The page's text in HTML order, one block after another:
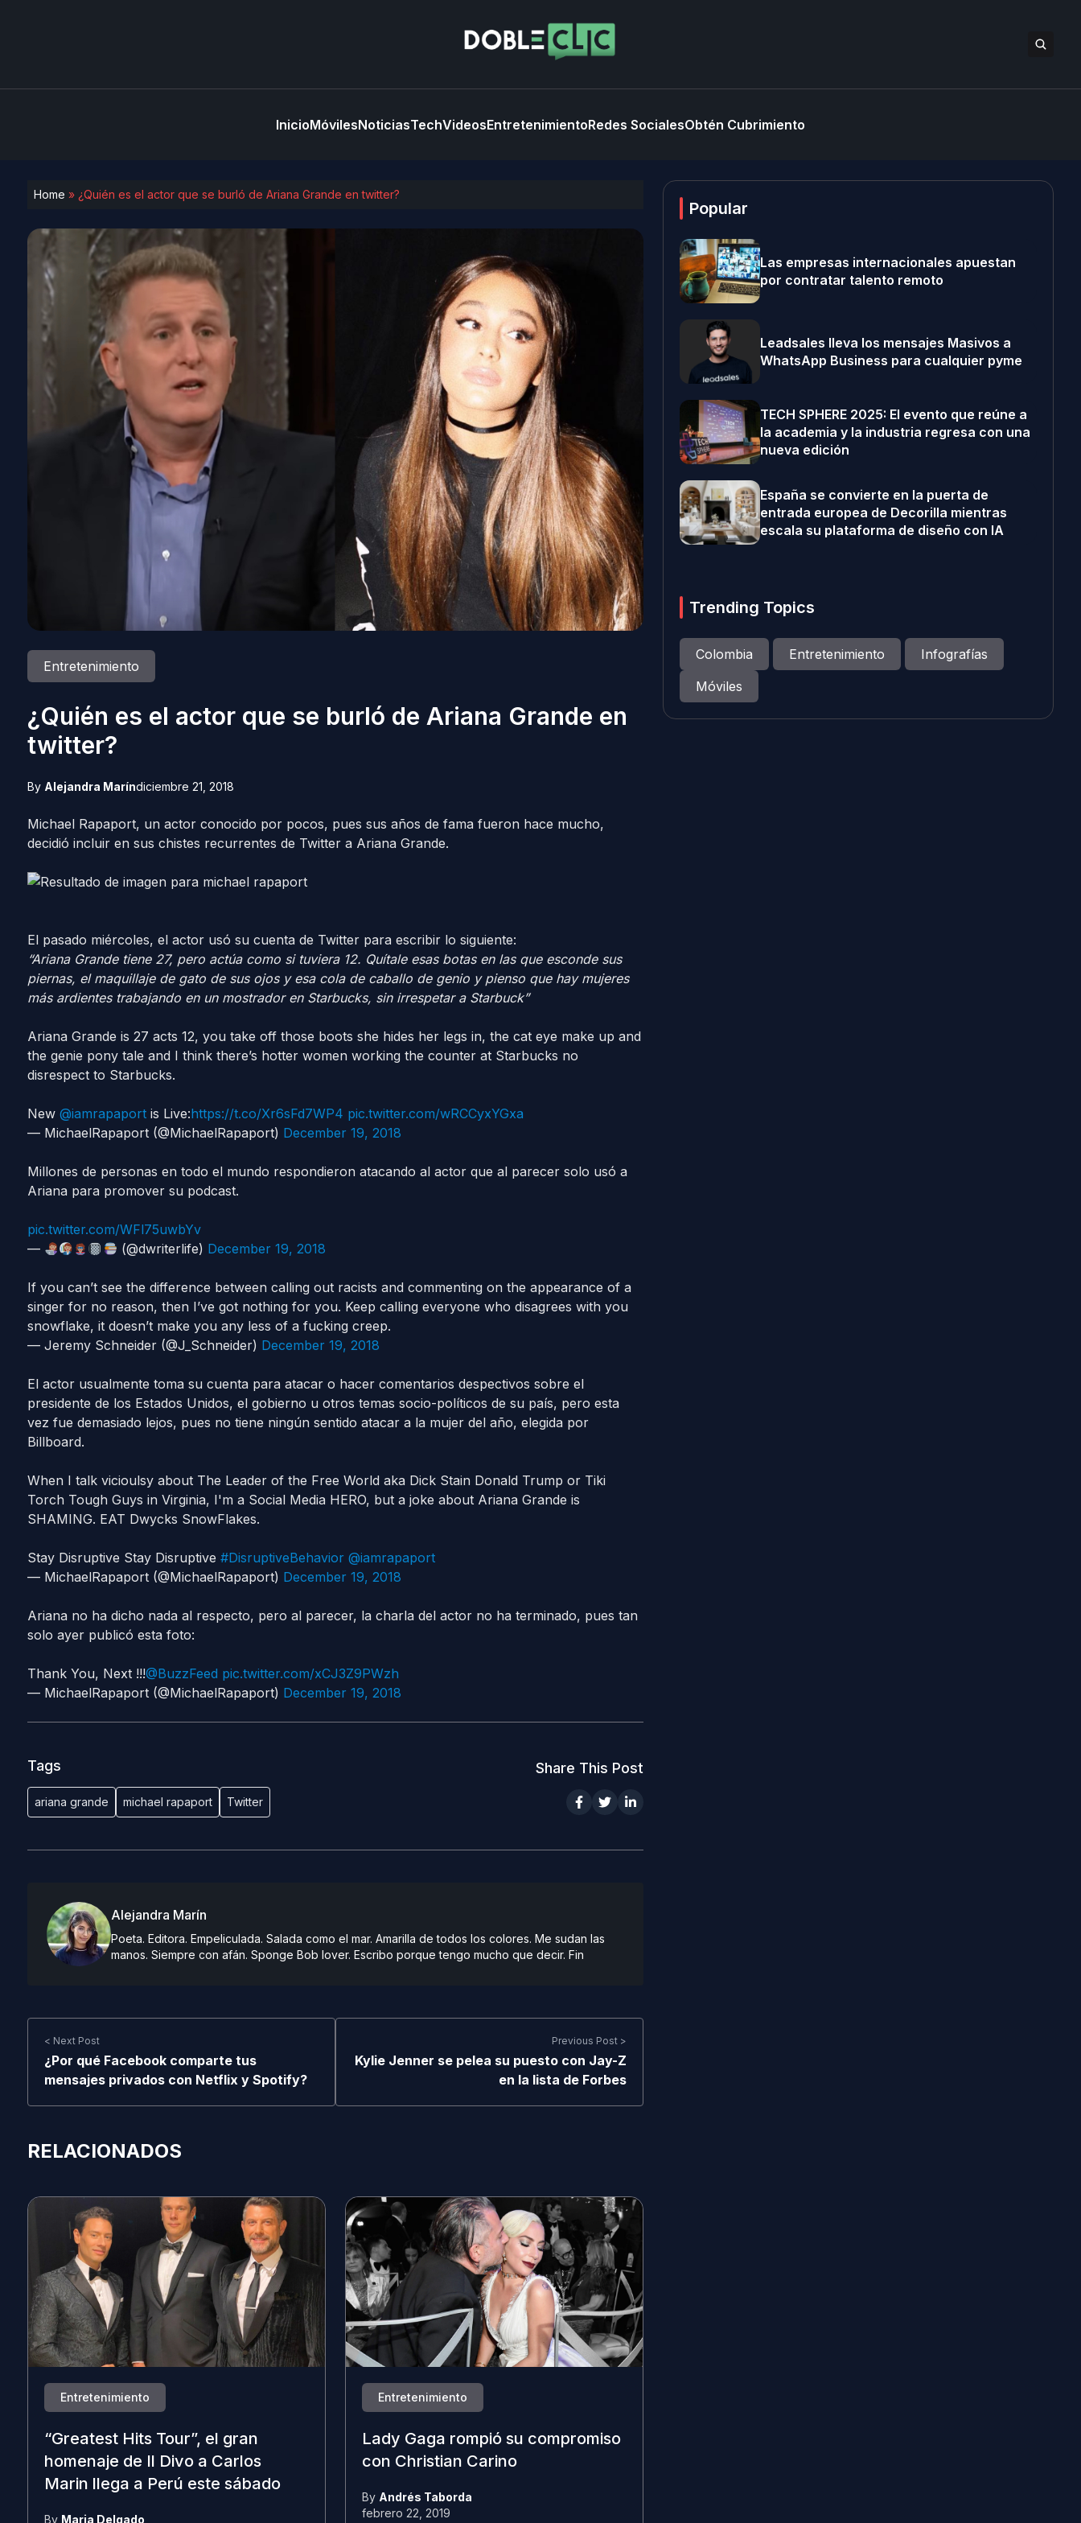
InicioMóvilesNoticiasTechVideosEntretenimientoRedes SocialesObtén Cubrimiento
Home » ¿Quién es el actor que se burló de Ariana Grande en twitter?
Entretenimiento
¿Quién es el actor que se burló de Ariana Grande en
twitter?
By Alejandra Maríndiciembre 21, 2018
Michael Rapaport, un actor conocido por pocos, pues sus años de fama fueron hace mucho,
decidió incluir en sus chistes recurrentes de Twitter a Ariana Grande.
El pasado miércoles, el actor usó su cuenta de Twitter para escribir lo siguiente:
“Ariana Grande tiene 27, pero actúa como si tuviera 12. Quítale esas botas en las que esconde sus
piernas, el maquillaje de gato de sus ojos y esa cola de caballo de genio y pienso que hay mujeres
más ardientes trabajando en un mostrador en Starbucks, sin irrespetar a Starbuck”
Ariana Grande is 27 acts 12, you take off those boots she hides her legs in, the cat eye make up and
the genie pony tale and I think there’s hotter women working the counter at Starbucks no
disrespect to Starbucks.
New @iamrapaportis Live:https://t.co/Xr6sFd7WP4 pic.twitter.com/wRCCyxYGxa
— MichaelRapaport (@MichaelRapaport) December 19, 2018
Millones de personas en todo el mundo respondieron atacando al actor que al parecer solo usó a
Ariana para promover su podcast.
pic.twitter.com/WFl75uwbYv
—
(@dwriterlife) December 19, 2018
If you can’t see the difference between calling out racists and commenting on the appearance of a
singer for no reason, then I’ve got nothing for you. Keep calling everyone who disagrees with you
snowflake, it doesn’t make you any less of a fucking creep.
— Jeremy Schneider (@J_Schneider) December 19, 2018
El actor usualmente toma su cuenta para atacar o hacer comentarios despectivos sobre el
presidente de los Estados Unidos, el gobierno u otros temas socio-políticos de su país, pero esta
vez fue demasiado lejos, pues no tiene ningún sentido atacar a la mujer del año, elegida por
Billboard.
When I talk vicioulsy about The Leader of the Free World aka Dick Stain Donald Trump or Tiki
Torch Tough Guys in Virginia, I'm a Social Media HERO, but a joke about Ariana Grande is
SHAMING. EAT Dwycks SnowFlakes.
Stay Disruptive Stay Disruptive #DisruptiveBehavior @iamrapaport
— MichaelRapaport (@MichaelRapaport) December 19, 2018
Ariana no ha dicho nada al respecto, pero al parecer, la charla del actor no ha terminado, pues tan
solo ayer publicó esta foto:
Thank You, Next !!!@BuzzFeed pic.twitter.com/xCJ3Z9PWzh
— MichaelRapaport (@MichaelRapaport) December 19, 2018
Tags
ariana grande michael rapaport Twitter
Share This Post
Alejandra Marín
Poeta. Editora. Empeliculada. Salada como el mar. Amarilla de todos los colores. Me sudan las
manos. Siempre con afán. Sponge Bob lover. Escribo porque tengo mucho que decir. Fin
< Next Post
¿Por qué Facebook comparte tus
mensajes privados con Netflix y Spotify?
Previous Post >
Kylie Jenner se pelea su puesto con Jay-Z
en la lista de Forbes
RELACIONADOS
Entretenimiento
“Greatest Hits Tour”, el gran
homenaje de Il Divo a Carlos
Marin llega a Perú este sábado
By Maria Delgado
Entretenimiento
Lady Gaga rompió su compromiso
con Christian Carino
By Andrés Taborda
febrero 22, 2019
Popular
Las empresas internacionales apuestan
por contratar talento remoto
Leadsales lleva los mensajes Masivos a
WhatsApp Business para cualquier pyme
TECH SPHERE 2025: El evento que reúne a
la academia y la industria regresa con una
nueva edición
España se convierte en la puerta de
entrada europea de Decorilla mientras
escala su plataforma de diseño con IA
Trending Topics
Colombia Entretenimiento
Infografías
Móviles